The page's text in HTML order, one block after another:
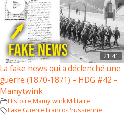
21:41
La fake news qui a déclenché une
guerre (1870-1871) – HDG #42 –
Mamytwink
Histoire,Mamytwink,Militaire
Fake,Guerre Franco-Prussienne